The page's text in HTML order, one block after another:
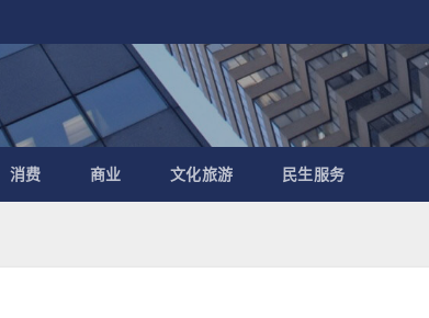
消费 商业 文化旅游 民生服务